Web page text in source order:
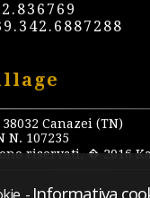
Informativa
Canazei (TN)
N. 107235
riservati, � 2016